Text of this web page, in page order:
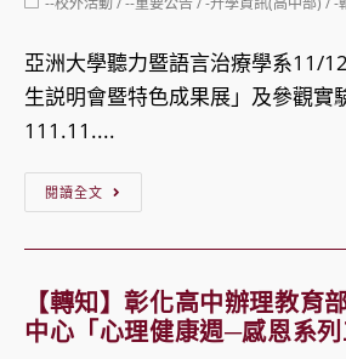
章
計
畫
列
料
科
舉
辦
亞洲大學聽力暨語言治療學系11/
生説明會暨特色成果展」及參觀實
111.11....
閱讀全文
亞
洲
大
【轉知】彰化高中辦理教育
中心「心理健康週─感恩系列